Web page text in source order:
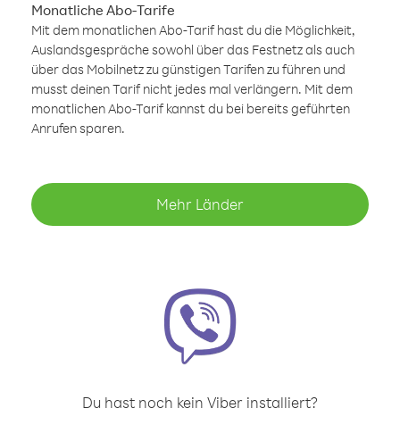
Monatliche Abo-Tarife
Mit dem monatlichen Abo-Tarif hast du die Möglichkeit,
Auslandsgespräche sowohl über das Festnetz als auch
über das Mobilnetz zu günstigen Tarifen zu führen und
musst deinen Tarif nicht jedes mal verlängern. Mit dem
monatlichen Abo-Tarif kannst du bei bereits geführten
Anrufen sparen.
Mehr Länder
Du hast noch kein Viber installiert?